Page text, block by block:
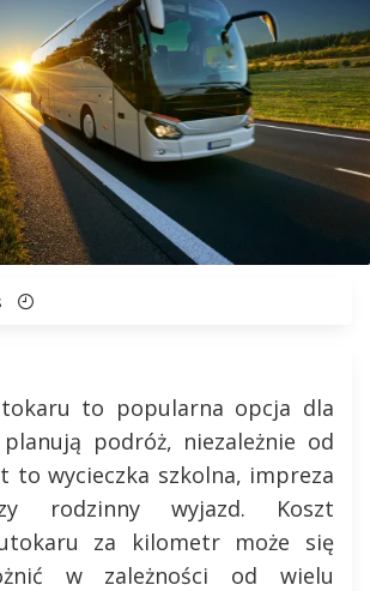
to popularna opcja dla
podróż, niezależnie od
to wycieczka szkolna, impreza
rodzinny wyjazd. Koszt
za kilometr może się
w zależności od wielu